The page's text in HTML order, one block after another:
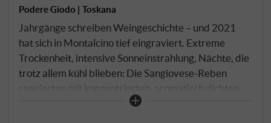
Podere Giodo | Toskana
Jahrgänge schreiben Weingeschichte – und 2021
hat sich in Montalcino tief eingraviert. Extreme
Trockenheit, intensive Sonneinstrahlung, Nächte, die
trotz allem kühl blieben: Die Sangiovese-Reben
reagierten mit konzentrierten, aromatisch dichten
Trauben, die wenig Ertrag brachten, aber klare